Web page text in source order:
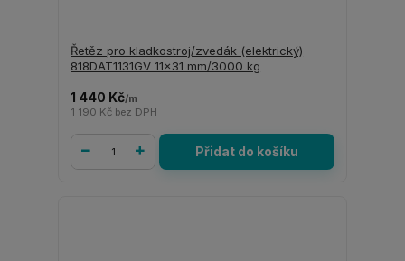
Řetěz pro kladkostroj/zvedák (elektrický)
818DAT1131GV 11x31 mm/3000 kg
1 440 Kč/m
1 190 Kč bez DPH
Přidat do košíku